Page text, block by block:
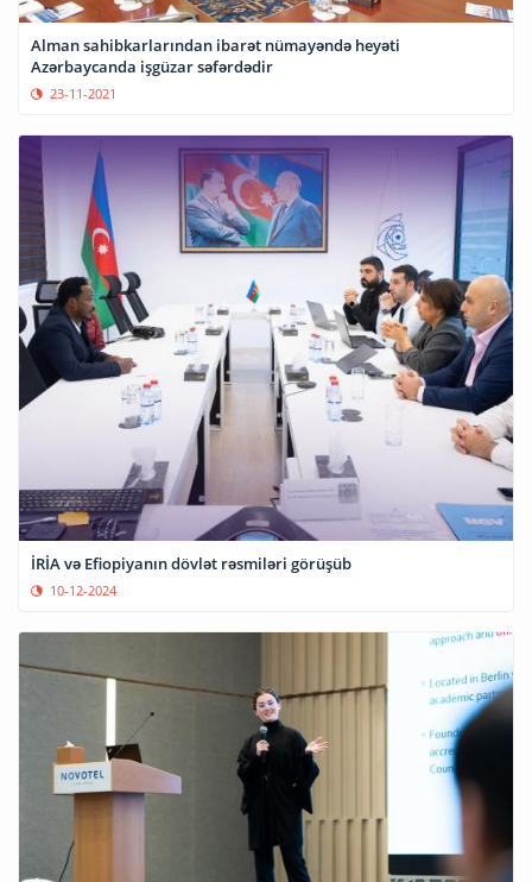
Alman sahibkarlarından ibarət nümayəndə heyəti
Azərbaycanda işgüzar səfərdədir
23-11-2021
İRİA və Efiopiyanın dövlət rəsmiləri görüşüb
10-12-2024